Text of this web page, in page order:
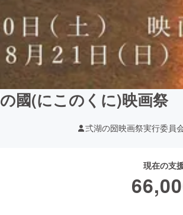
國(にこのくに)映画祭
弍湖の圀映画祭実行委員
現在の支